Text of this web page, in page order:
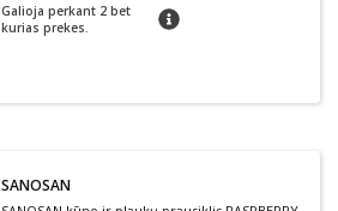
Galioja perkant 2 bet
kurias prekes.
patarimas
SANOSAN